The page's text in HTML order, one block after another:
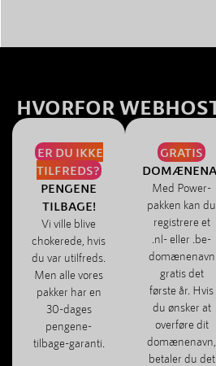
HVORFOR
ER DU IKKE
TILFREDS?
PENGENE
TILBAGE!
Vi ville blive
chokerede, hvis
du var utilfreds.
Men alle vores
pakker har en
30-dages
pengene-
tilbage-garanti.
GRATIS
Med Power-
pakken kan du
registrere et
.nl- eller .be-
domænenavn
gratis det
første år. Hvis
du ønsker at
overføre dit
domænenavn,
betaler du det